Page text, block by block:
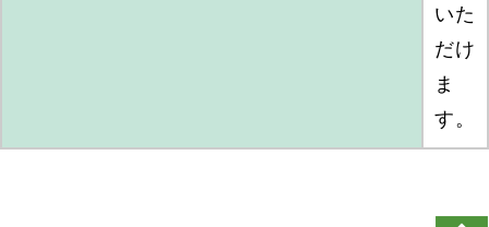
いた
だけ
ま
す。